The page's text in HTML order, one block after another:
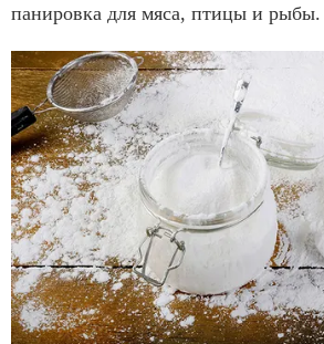
панировка для мяса, птицы и рыбы.